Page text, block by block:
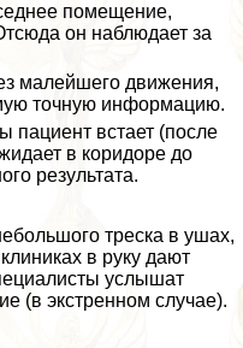
помещение,
он наблюдает за
малейшего движения,
точную информацию.
встает (после
в коридоре до
результата.
треска в ушах,
в руку дают
услышат
(в экстренном случае).